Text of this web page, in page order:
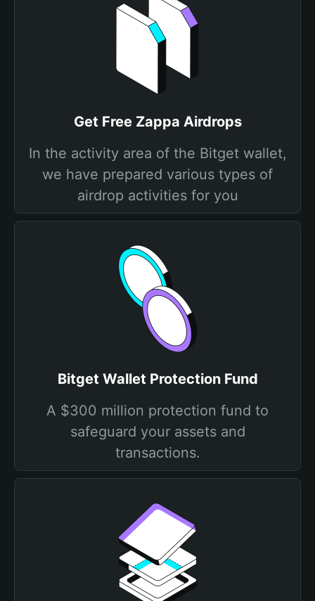
Get Free Zappa Airdrops
In the activity area of the Bitget wallet,
we have prepared various types of
airdrop activities for you
Bitget Wallet Protection Fund
A $300 million protection fund to
safeguard your assets and
transactions.